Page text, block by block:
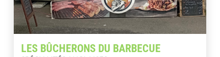
LES BÛCHERONS DU BARBECUE